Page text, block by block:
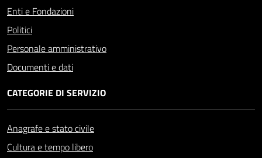
Enti e Fondazioni
Politici
Personale amministrativo
Documenti e dati
CATEGORIE DI SERVIZIO
Anagrafe e stato civile
Cultura e tempo libero